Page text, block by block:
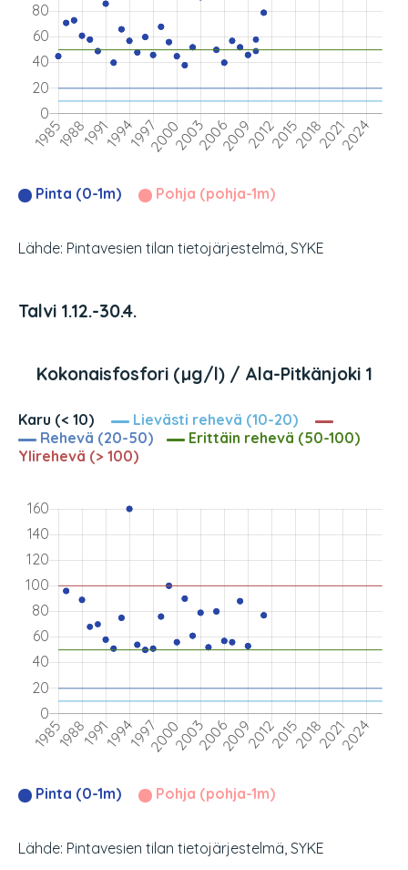
Pinta (0-1m) Pohja (pohja-1m)
Lähde: Pintavesien tilan tietojärjestelmä, SYKE
Talvi 1.12.-30.4.
Kokonaisfosfori (µg/l) / Ala-Pitkänjoki 1
Karu (< 10)
Lievästi rehevä (10-20)
Rehevä (20-50)
Erittäin rehevä (50-100)
Ylirehevä (> 100)
Pinta (0-1m) Pohja (pohja-1m)
Lähde: Pintavesien tilan tietojärjestelmä, SYKE